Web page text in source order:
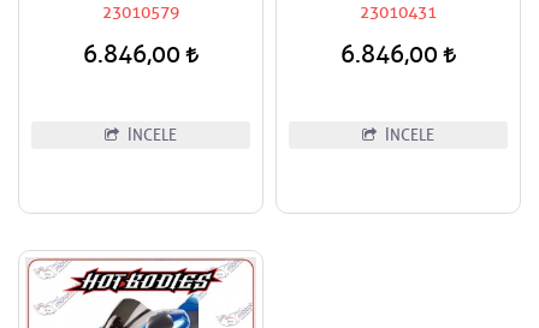
23010579
6.846,00
İNCELE
23010431
6.846,00
İNCELE